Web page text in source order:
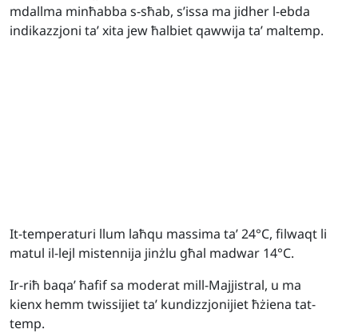
mdallma minħabba s-sħab, s’issa ma jidher l-ebda
indikazzjoni ta’ xita jew ħalbiet qawwija ta’ maltemp.
It-temperaturi llum laħqu massima ta’ 24°C, filwaqt li
matul il-lejl mistennija jinżlu għal madwar 14°C.
Ir-riħ baqa’ ħafif sa moderat mill-Majjistral, u ma
kienx hemm twissijiet ta’ kundizzjonijiet ħżiena tat-
temp.